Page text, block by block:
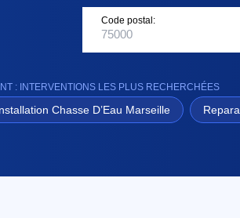
Code postal:
: INTERVENTIONS LES PLUS RECHERCHÉES
Chasse D’Eau Marseille